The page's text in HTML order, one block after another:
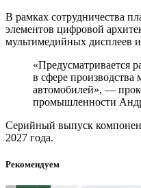
В рамках сотрудничества
элементов цифровой
мультимедийных дисплеев
«Предусматривается
в сфере
автомобилей», —
промышленности
Серийный выпуск
2027 года.
Рекомендуем